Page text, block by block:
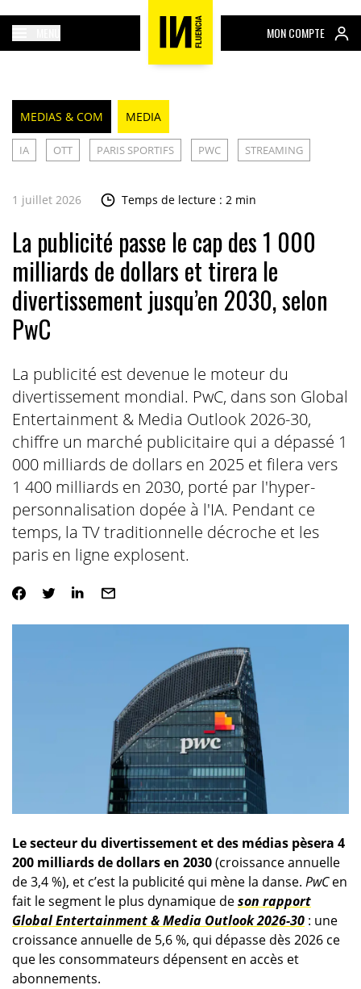
MON COMPTE
MEDIAS & COM MEDIA
IA OTT PARIS SPORTIFS PWC STREAMING
1 juillet 2026 Temps de lecture : 2 min
La publicité passe le cap des 1 000
milliards de dollars et tirera le
divertissement jusqu’en 2030, selon
PwC
La publicité est devenue le moteur du
divertissement mondial. PwC, dans son Global
Entertainment & Media Outlook 2026-30,
chiffre un marché publicitaire qui a dépassé 1
000 milliards de dollars en 2025 et filera vers
1 400 milliards en 2030, porté par l'hyper-
personnalisation dopée à l'IA. Pendant ce
temps, la TV traditionnelle décroche et les
paris en ligne explosent.
Le secteur du divertissement et des médias pèsera 4
200 milliards de dollars en 2030(croissance annuelle
de 3,4 %), et c’est la publicité qui mène la danse. PwCen
fait le segment le plus dynamique deson rapport
Global Entertainment & Media Outlook 2026-30 : une
croissance annuelle de 5,6 %, qui dépasse dès 2026 ce
que les consommateurs dépensent en accès et
abonnements.